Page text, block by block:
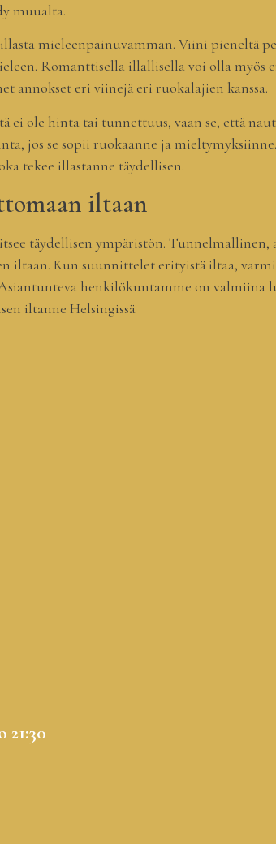
muualta.
mieleenpainuvamman. Viini pieneltä
Romanttisella illallisella voi olla myös
annokset eri viinejä eri ruokalajien kanssa.
ei ole hinta tai tunnettuus, vaan se, että
jos se sopii ruokaanne ja
tekee illastanne täydellisen.
iltaan
täydellisen ympäristön.
iltaan. Kun suunnittelet erityistä iltaa,
henkilökuntamme on valmiina
iltanne Helsingissä.